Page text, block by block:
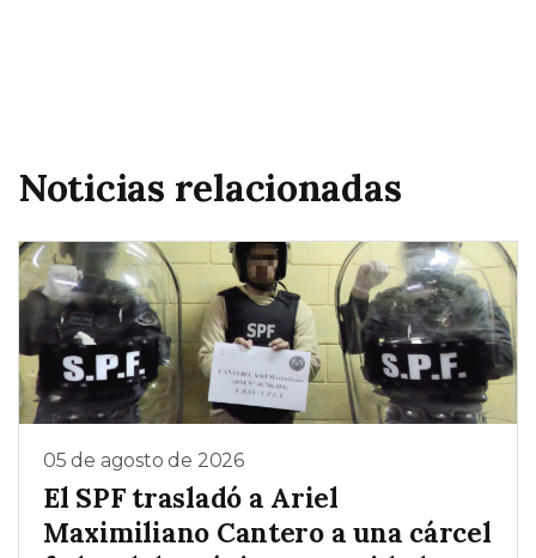
Noticias relacionadas
05 de agosto de 2026
El SPF trasladó a Ariel
Maximiliano Cantero a una cárcel